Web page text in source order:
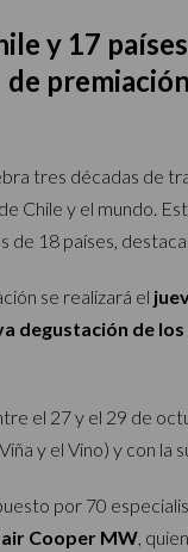
y 17
tres décadas de
Chile y el mundo.
de 18 países,
se realizará el
degustación de
el 27 y el 29 de
y el Vino) y con
por 70
Cooper MW,